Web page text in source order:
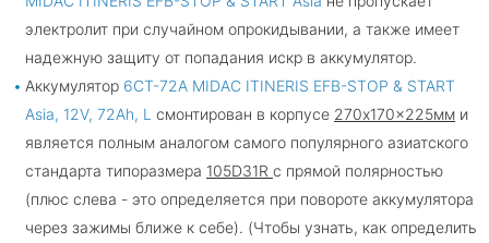
электролит при случайном опрокидывании, а также имеет
надежную защиту от попадания искр в аккумулятор.
Аккумулятор 6CT-72A MIDAC ITINERIS EFB-STOP & START
Asia, 12V, 72Ah, L смонтирован в корпусе 270x170x225мм и
является полным аналогом самого популярного азиатского
стандарта типоразмера 105D31R с прямой полярностью
(плюс слева - это определяется при повороте аккумулятора
через зажимы ближе к себе). (Чтобы узнать, как определить